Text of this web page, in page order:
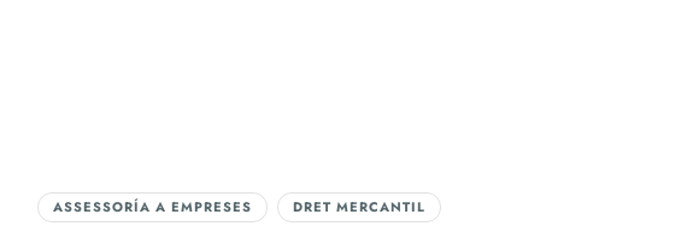
ASSESSORÍA A EMPRESES DRET MERCANTIL